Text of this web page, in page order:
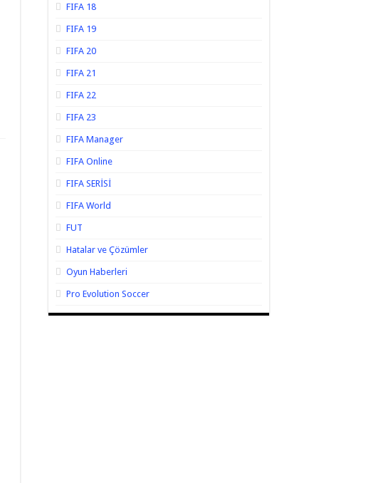
FIFA 18
FIFA 19
FIFA 20
FIFA 21
FIFA 22
FIFA 23
FIFA Manager
FIFA Online
FIFA SERİSİ
FIFA World
FUT
Hatalar ve Çözümler
Oyun Haberleri
Pro Evolution Soccer